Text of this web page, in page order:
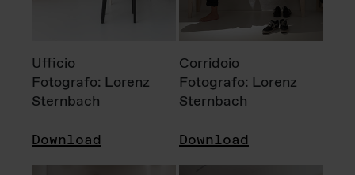
Ufficio
Fotografo: Lorenz
Sternbach
Download
Corridoio
Fotografo: Lorenz
Sternbach
Download